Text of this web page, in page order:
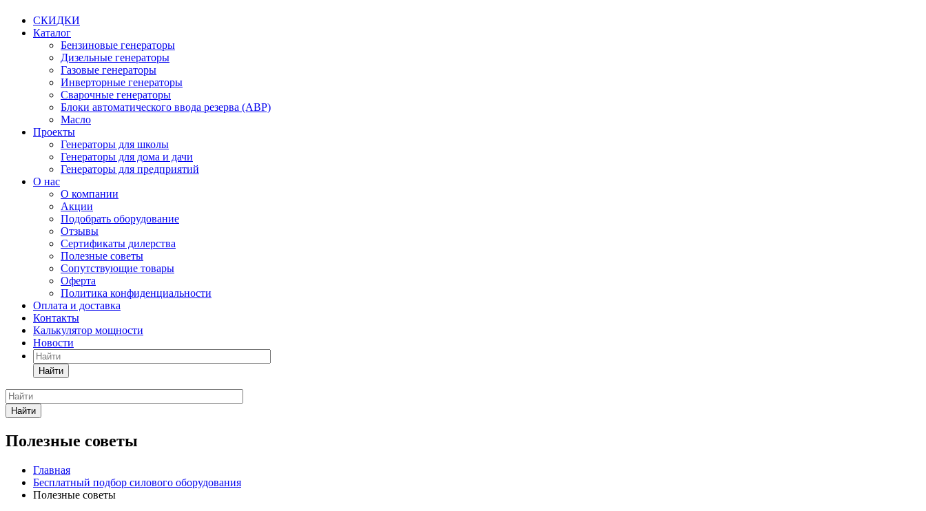
СКИДКИ
Каталог
Бензиновые генераторы
Дизельные генераторы
Газовые генераторы
Инверторные генераторы
Сварочные генераторы
Блоки автоматического ввода резерва (АВР)
Масло
Проекты
Генераторы для школы
Генераторы для дома и дачи
Генераторы для предприятий
О нас
О компании
Акции
Подобрать оборудование
Отзывы
Сертификаты дилерства
Полезные советы
Сопутствующие товары
Оферта
Политика конфиденциальности
Оплата и доставка
Контакты
Калькулятор мощности
Новости
Найти
Найти
Полезные советы
Главная
Бесплатный подбор силового оборудования
Полезные советы